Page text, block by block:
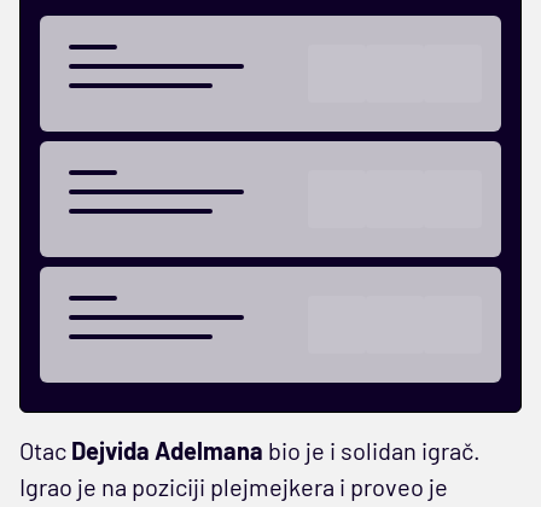
Otac Dejvida Adelmana bio je i solidan igrač.
Igrao je na poziciji plejmejkera i proveo je